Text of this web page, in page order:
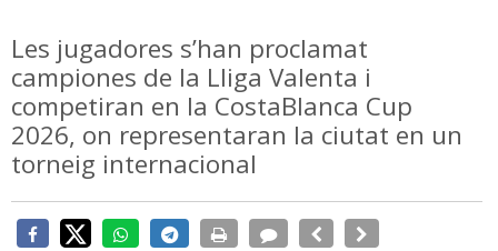
Les jugadores s’han proclamat
campiones de la Lliga Valenta i
competiran en la CostaBlanca Cup
2026, on representaran la ciutat en un
torneig internacional